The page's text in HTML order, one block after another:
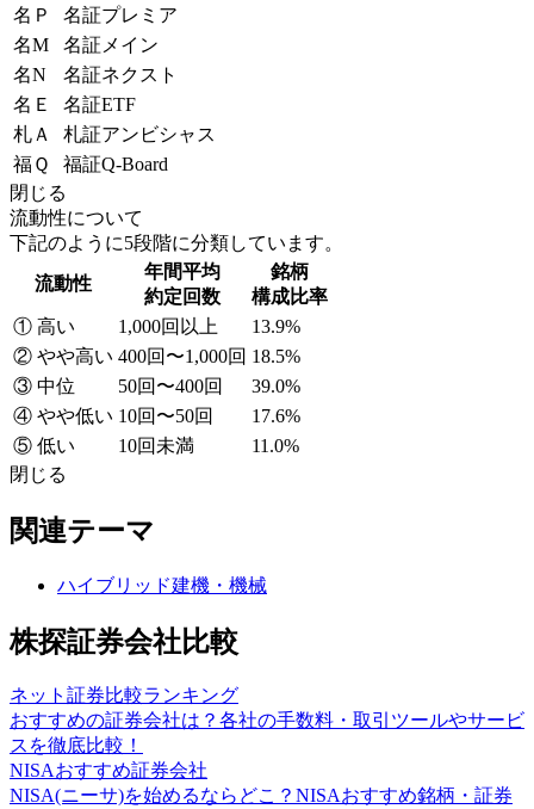
名Ｐ
名証プレミア
名M
名証メイン
名N
名証ネクスト
名Ｅ
名証ETF
札Ａ
札証アンビシャス
福Ｑ
福証Q-Board
閉じる
流動性について
下記のように5段階に分類しています。
流動性
年間平均
約定回数
銘柄
構成比率
① 高い
1,000回以上
13.9%
② やや高い 400回〜1,000回 18.5%
③ 中位
50回〜400回
39.0%
④ やや低い 10回〜50回
17.6%
⑤ 低い
10回未満
11.0%
閉じる
関連テーマ
ハイブリッド建機・機械
株探証券会社比較
ネット証券比較ランキング
おすすめの証券会社は？各社の手数料・取引ツールやサービ
スを徹底比較！
NISAおすすめ証券会社
NISA(ニーサ)を始めるならどこ？NISAおすすめ銘柄・証券